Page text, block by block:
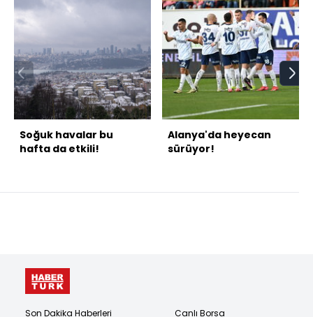
Soğuk havalar bu
hafta da etkili!
Alanya'da heyecan
sürüyor!
Son Dakika Haberleri
Canlı Borsa